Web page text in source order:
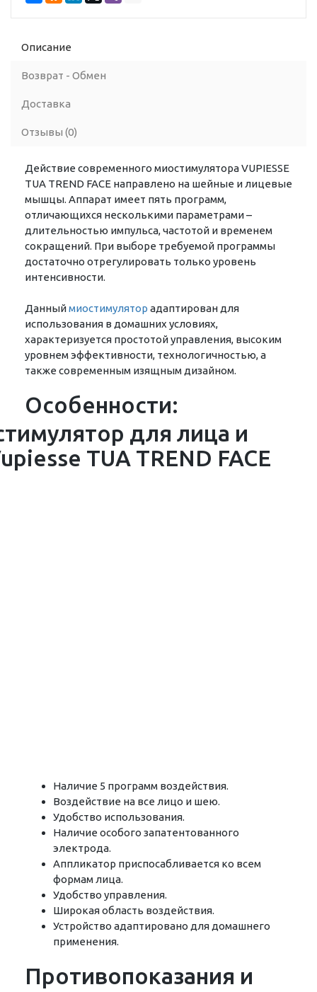
Описание
Возврат - Обмен
Доставка
Отзывы (0)
Действие современного миостимулятора VUPIESSE
TUA TREND FACE направлено на шейные и лицевые
мышцы. Аппарат имеет пять программ,
отличающихся несколькими параметрами –
длительностью импульса, частотой и временем
сокращений. При выборе требуемой программы
достаточно отрегулировать только уровень
интенсивности.
Данныймиостимулятор адаптирован для
использования в домашних условиях,
характеризуется простотой управления, высоким
уровнем эффективности, технологичностью, а
также современным изящным дизайном.
Особенности:
Наличие 5 программ воздействия.
Воздействие на все лицо и шею.
Удобство использования.
Наличие особого запатентованного
электрода.
Аппликатор приспосабливается ко всем
формам лица.
Удобство управления.
Широкая область воздействия.
Устройство адаптировано для домашнего
применения.
Противопоказания и